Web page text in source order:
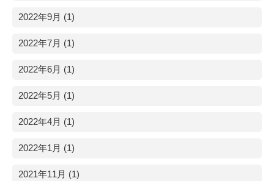
2022年9月 (1)
2022年7月 (1)
2022年6月 (1)
2022年5月 (1)
2022年4月 (1)
2022年1月 (1)
2021年11月 (1)